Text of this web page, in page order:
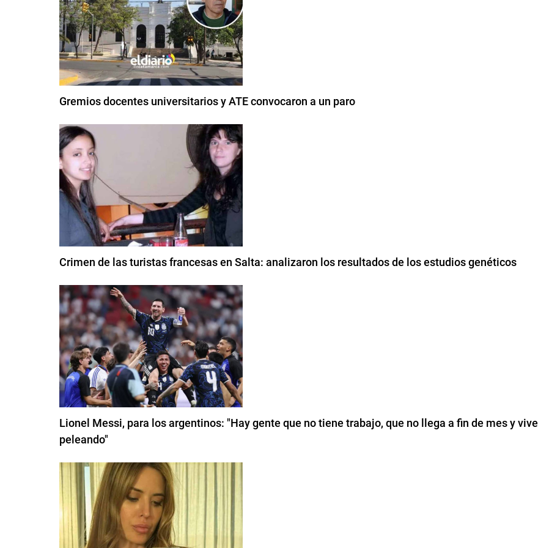
Gremios docentes universitarios y ATE convocaron a un paro
Crimen de las turistas francesas en Salta: analizaron los resultados de los estudios genéticos
Lionel Messi, para los argentinos: "Hay gente que no tiene trabajo, que no llega a fin de mes y vive
peleando"